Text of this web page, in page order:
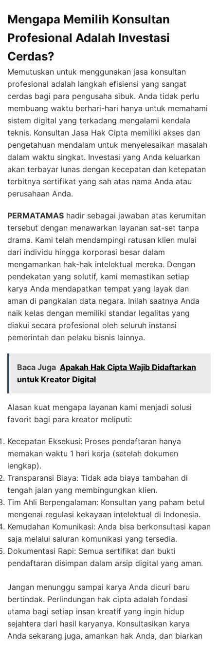
Mengapa Memilih Konsultan
Profesional Adalah Investasi
Cerdas?
Memutuskan untuk menggunakan jasa konsultan
profesional adalah langkah efisiensi yang sangat
cerdas bagi para pengusaha sibuk. Anda tidak perlu
membuang waktu berhari-hari hanya untuk memahami
sistem digital yang terkadang mengalami kendala
teknis. Konsultan Jasa Hak Cipta memiliki akses dan
pengetahuan mendalam untuk menyelesaikan masalah
dalam waktu singkat. Investasi yang Anda keluarkan
akan terbayar lunas dengan kecepatan dan ketepatan
terbitnya sertifikat yang sah atas nama Anda atau
perusahaan Anda.
PERMATAMAS hadir sebagai jawaban atas kerumitan
tersebut dengan menawarkan layanan sat-set tanpa
drama. Kami telah mendampingi ratusan klien mulai
dari individu hingga korporasi besar dalam
mengamankan hak-hak intelektual mereka. Dengan
pendekatan yang solutif, kami memastikan setiap
karya Anda mendapatkan tempat yang layak dan
aman di pangkalan data negara. Inilah saatnya Anda
naik kelas dengan memiliki standar legalitas yang
diakui secara profesional oleh seluruh instansi
pemerintah dan pelaku bisnis lainnya.
Baca Juga Apakah Hak Cipta Wajib Didaftarkan
untuk Kreator Digital
Alasan kuat mengapa layanan kami menjadi solusi
favorit bagi para kreator meliputi:
Kecepatan Eksekusi: Proses pendaftaran hanya
memakan waktu 1 hari kerja (setelah dokumen
lengkap).
Transparansi Biaya: Tidak ada biaya tambahan di
tengah jalan yang membingungkan klien.
Tim Ahli Berpengalaman: Konsultan yang paham betul
mengenai regulasi kekayaan intelektual di Indonesia.
Kemudahan Komunikasi: Anda bisa berkonsultasi kapan
saja melalui saluran komunikasi yang tersedia.
Dokumentasi Rapi: Semua sertifikat dan bukti
pendaftaran disimpan dalam arsip digital yang aman.
Jangan menunggu sampai karya Anda dicuri baru
bertindak. Perlindungan hak cipta adalah fondasi
utama bagi setiap insan kreatif yang ingin hidup
sejahtera dari hasil karyanya. Konsultasikan karya
Anda sekarang juga, amankan hak Anda, dan biarkan